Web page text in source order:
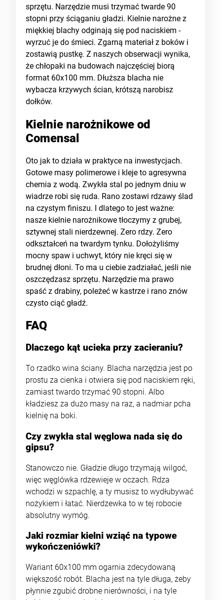
sprzętu. Narzędzie musi trzymać twarde 90
stopni przy ściąganiu gładzi. Kielnie narożne z
miękkiej blachy odginają się pod naciskiem -
wyrzuć je do śmieci. Zgarną materiał z boków i
zostawią pustkę. Z naszych obserwacji wynika,
że chłopaki na budowach najczęściej biorą
format 60x100 mm. Dłuższa blacha nie
wybacza krzywych ścian, krótszą narobisz
dołków.
Kielnie narożnikowe od
Comensal
Oto jak to działa w praktyce na inwestycjach.
Gotowe masy polimerowe i kleje to agresywna
chemia z wodą. Zwykła stal po jednym dniu w
wiadrze robi się ruda. Rano zostawi rdzawy ślad
na czystym finiszu. I dlatego to jest ważne:
nasze kielnie narożnikowe tłoczymy z grubej,
sztywnej stali nierdzewnej. Zero rdzy. Zero
odkształceń na twardym tynku. Dołożyliśmy
mocny spaw i uchwyt, który nie kręci się w
brudnej dłoni. To ma u ciebie zadziałać, jeśli nie
oszczędzasz sprzętu. Narzędzie ma prawo
spaść z drabiny, poleżeć w kastrze i rano znów
czysto ciąć gładź.
FAQ
Dlaczego kąt ucieka przy zacieraniu?
To rzadko wina ściany. Blacha narzędzia jest po
prostu za cienka i otwiera się pod naciskiem ręki,
zamiast twardo trzymać 90 stopni. Albo
kładziesz za dużo masy na raz, a nadmiar pcha
kielnię na boki.
Czy zwykła stal węglowa nada się do
gipsu?
Stanowczo nie. Gładzie długo trzymają wilgoć,
więc węglówka rdzewieje w oczach. Rdza
wchodzi w szpachlę, a ty musisz to wydłubywać
nożykiem i łatać. Nierdzewka to w tej robocie
absolutny wymóg.
Jaki rozmiar kielni wziąć na typowe
wykończeniówki?
Wariant 60x100 mm ogarnia zdecydowaną
większość robót. Blacha jest na tyle długa, żeby
płynnie zgubić drobne nierówności, i na tyle